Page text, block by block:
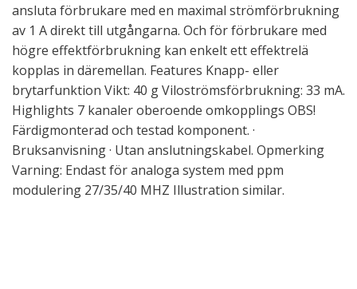
ansluta förbrukare med en maximal strömförbrukning
av 1 A direkt till utgångarna. Och för förbrukare med
högre effektförbrukning kan enkelt ett effektrelä
kopplas in däremellan. Features Knapp- eller
brytarfunktion Vikt: 40 g Viloströmsförbrukning: 33 mA.
Highlights 7 kanaler oberoende omkopplings OBS!
Färdigmonterad och testad komponent. ·
Bruksanvisning · Utan anslutningskabel. Opmerking
Varning: Endast för analoga system med ppm
modulering 27/35/40 MHZ Illustration similar.